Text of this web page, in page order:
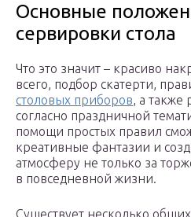
Основные
сервировки стола
Что это значит – красиво
всего, подбор скатерти,
столовых приборов, а также
согласно праздничной
помощи простых правил
креативные фантазии и
атмосферу не только за
в повседневной жизни.
Существует несколько